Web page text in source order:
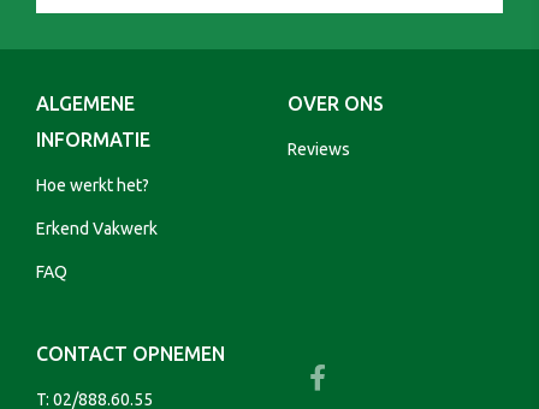
ALGEMENE
INFORMATIE
Hoe werkt het?
Erkend Vakwerk
FAQ
OVER ONS
Reviews
CONTACT OPNEMEN
T: 02/888.60.55